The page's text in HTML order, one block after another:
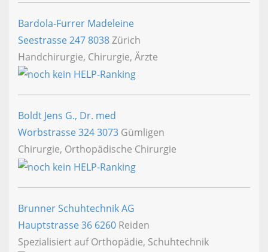
Bardola-Furrer Madeleine
Seestrasse 2478038Zürich
Handchirurgie, Chirurgie, Ärzte
Boldt Jens G., Dr. med
Worbstrasse 3243073 Gümligen
Chirurgie, Orthopädische Chirurgie
Brunner Schuhtechnik AG
Hauptstrasse 36 6260 Reiden
Spezialisiert auf Orthopädie, Schuhtechnik